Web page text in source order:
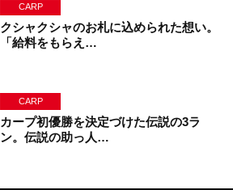
CARP
クシャクシャのお札に込められた想い。
「給料をもらえ…
CARP
カープ初優勝を決定づけた伝説の3ラ
ン。伝説の助っ人…